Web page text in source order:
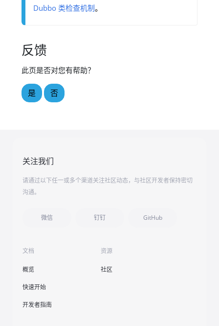
Dubbo 类检查机制。
反馈
此页是否对您有帮助？
是 否
关注我们
请通过以下任一或多个渠道关注社区动态，与社区开发者保持密切
沟通。
微信 钉钉 GitHub
文档
概览
快速开始
开发者指南
资源
社区